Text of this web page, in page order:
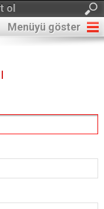
ol
Menüyü göster